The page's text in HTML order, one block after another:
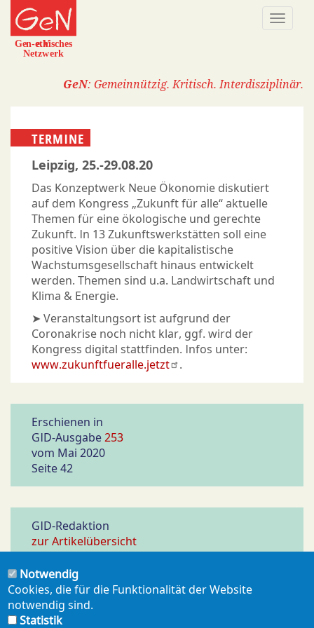
Direkt
zum
Inhalt
GeN: Gemeinnützig. Kritisch. Interdisziplinär.
TERMINE
Leipzig, 25.-29.08.20
Das Konzeptwerk Neue Ökonomie diskutiert
auf dem Kongress „Zukunft für alle“ aktuelle
Themen für eine ökologische und gerechte
Zukunft. In 13 Zukunftswerkstätten soll eine
positive Vision über die kapitalistische
Wachstumsgesellschaft hinaus entwickelt
werden. Themen sind u.a. Landwirtschaft und
Klima & Energie.
➤ Veranstaltungsort ist aufgrund der
Coronakrise noch nicht klar, ggf. wird der
Kongress digital stattfinden. Infos unter:
www.zukunftfueralle.jetzt
.
Erschienen in
GID-Ausgabe253
vom Mai 2020
Seite 42
GID-Redaktion
zur Artikelübersicht
PDF ERZEUGEN
Notwendig
Cookies, die für die Funktionalität der Website
notwendig sind.
Statistik